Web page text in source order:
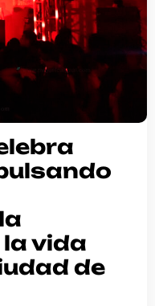
vida
de